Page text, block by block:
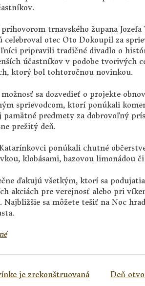
trnavského župana
celebroval otec Oto Dokoupil za
pripravili tradičné divadlo o
účastníkov v podobe tvorivých
ktorý bol tohtoročnou novinkou.
sa dozvedieť o projekte
sprievodcom, ktorí ponúkali
pamätné predmety za dobrovoľný
prežitý deň.
ponúkali chutné
klobásami, bazovou limonádou
ďakujú všetkým, ktorí sa
akciách pre verejnosť alebo pri
Najbližšie sa môžete tešiť na Noc
Deň
je zrekonštruovaná